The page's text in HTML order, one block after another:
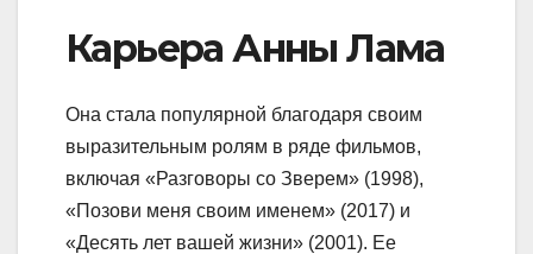
Карьера Анны Лама
Она стала популярной благодаря своим
выразительным ролям в ряде фильмов,
включая «Разговоры со Зверем» (1998),
«Позови меня своим именем» (2017) и
«Десять лет вашей жизни» (2001). Ее